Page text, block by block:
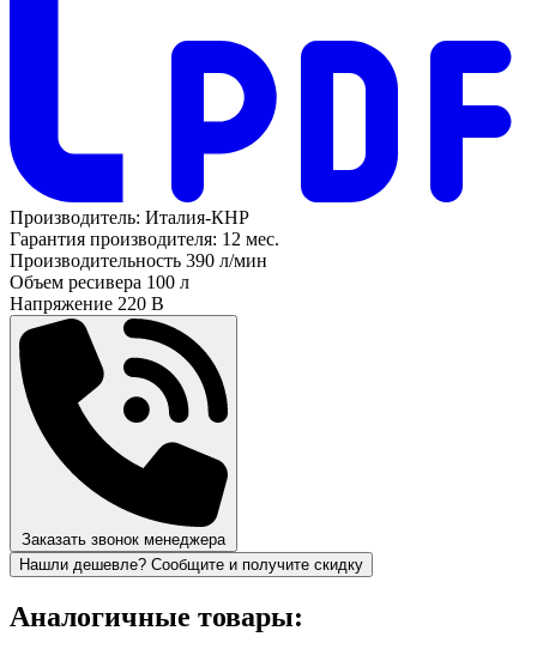
Производитель: Италия-КНР
Гарантия производителя: 12 мес.
Производительность 390 л/мин
Объем ресивера 100 л
Напряжение 220 В
Заказать звонок менеджера
Нашли дешевле? Сообщите и получите скидку
Аналогичные товары: